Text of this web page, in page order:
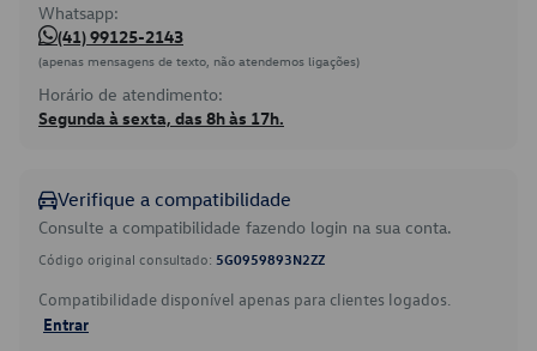
Whatsapp:
(41) 99125-2143
(apenas mensagens de texto, não atendemos ligações)
Horário de atendimento:
Segunda à sexta, das 8h às 17h.
Verifique a compatibilidade
Consulte a compatibilidade fazendo login na sua conta.
Código original consultado: 5G0959893N2ZZ
Compatibilidade disponível apenas para clientes logados.
Entrar